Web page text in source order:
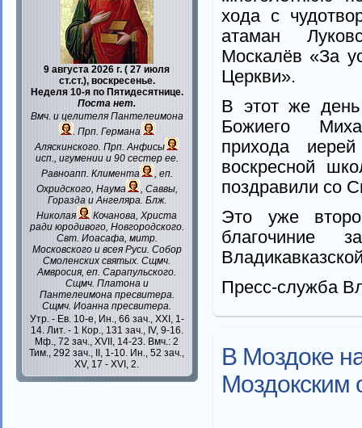
9 августа 2026 г. ( 27 июля
ст.ст.), воскресенье.
Неделя 10-я по Пятидесятнице.
Поста нет.
Вмч. и целителя Пантелеимона
. Прп.Германа
Аляскинского. Прп.Анфисы
исп., игумении и 90 сестер ее.
Равноапп. Климента
, еп.
Охридского, Наума , Саввы,
Горазда иАнгеляра. Блж.
Николая
Кочанова, Христа
ради юродивого, Новгородского.
Свт. Иоасафа, митр.
Московского и всея Руси. Собор
Смоленских святых. Сщмч.
Амвросия, еп. Сарапульского.
Сщмч. Платона и
Пантелеимона пресвитера.
Сщмч.Иоанна пресвитера.
Утр. - Ев. 10-е, Ин., 66 зач., XXI, 1-
14. Лит. - 1 Кор., 131 зач., IV, 9-16.
Мф., 72 зач., XVII, 14-23. Вмч.:2
Тим., 292 зач., II, 1-10. Ин., 52 зач.,
XV, 17 - XVI, 2.
хода с
атаман
Москалёв «За
Церкви».
В этот же день
Божиего
прихода
воскресной
поздравили со
Это уже
благочиние
Пресс-служба
В Моздоке
Моздокским